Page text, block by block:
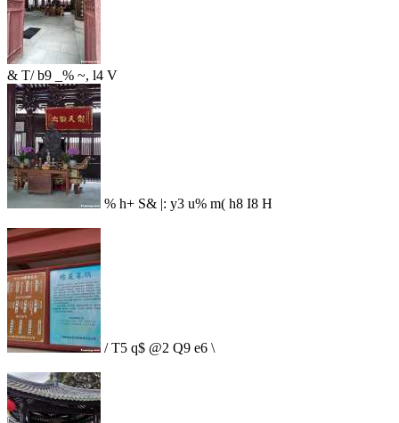
& T/ b9 _% ~, l4 V
% h+ S& |: y3 u% m( h8 I8 H
/ T5 q$ @2 Q9 e6 \